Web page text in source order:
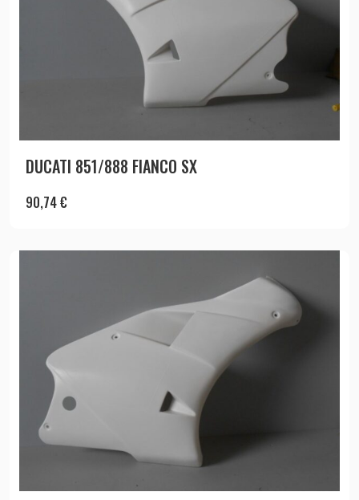
DUCATI 851/888 FIANCO SX
90,74€